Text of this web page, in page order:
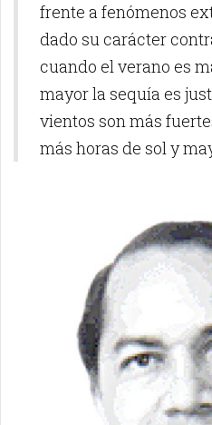
frente a fenómenos
dado su carácter
cuando el verano es
mayor la sequía es
vientos son más
más horas de sol y